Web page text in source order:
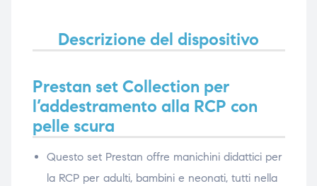
Descrizione del dispositivo
Prestan set Collection per
l’addestramento alla RCP con
pelle scura
Questo set Prestan offre manichini didattici per
la RCP per adulti, bambini e neonati, tutti nella